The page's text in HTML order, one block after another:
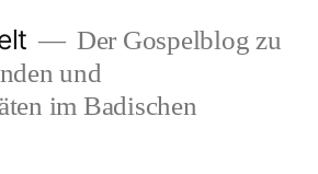
Der Gospelblog zu
und
im Badischen